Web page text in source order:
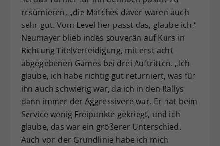
resümieren, „die Matches davor waren auch
sehr gut. Vom Level her passt das, glaube ich.“
Neumayer blieb indes souverän auf Kurs in
Richtung Titelverteidigung, mit erst acht
abgegebenen Games bei drei Auftritten. „Ich
glaube, ich habe richtig gut returniert, was für
ihn auch schwierig war, da ich in den Rallys
dann immer der Aggressivere war. Er hat beim
Service wenig Freipunkte gekriegt, und ich
glaube, das war ein größerer Unterschied.
Auch von der Grundlinie habe ich mich